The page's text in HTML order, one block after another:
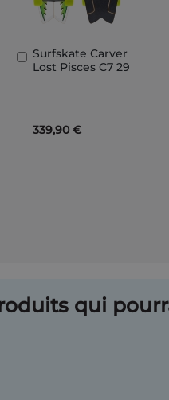
Surfskate Carver
Lost Pisces C7 29
339,90 €
Ajouter
au
qui